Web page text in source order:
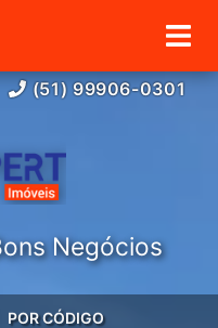
(51) 99906-0301
Negócios
POR CÓDIGO